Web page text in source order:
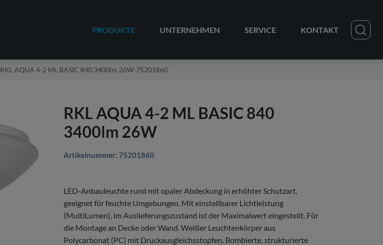
PRODUKTE UNTERNEHMEN SERVICE KONTAKT
RKL AQUA 4-2 ML BASIC 840 3400lm 26W-75201860
RKL AQUA 4-2 ML BASIC 840
3400lm 26W
Artikelnummer: 75201860
LED-Anbauleuchte rund mit opaler Abdeckung in erhöhter Schutzart,
geeignet für feuchte Umgebungen. Mit einstellbarer Lichtleistung
(MultiLumen), im Auslieferungszustand ist der Maximalwert eingestellt. Für
die Montage an Decke oder Wand. Weißer Leuchtenkörper aus
Polycarbonat (PC) mit Druckausgleichsstopfen. Bombierte, strukturierte